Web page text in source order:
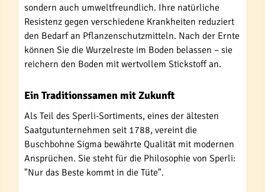
sondern auch umweltfreundlich. Ihre natürliche
Resistenz gegen verschiedene Krankheiten reduziert
den Bedarf an Pflanzenschutzmitteln. Nach der Ernte
können Sie die Wurzelreste im Boden belassen – sie
reichern den Boden mit wertvollem Stickstoff an.
Ein Traditionssamen mit Zukunft
Als Teil des Sperli-Sortiments, eines der ältesten
Saatgutunternehmen seit 1788, vereint die
Buschbohne Sigma bewährte Qualität mit modernen
Ansprüchen. Sie steht für die Philosophie von Sperli:
"Nur das Beste kommt in die Tüte".